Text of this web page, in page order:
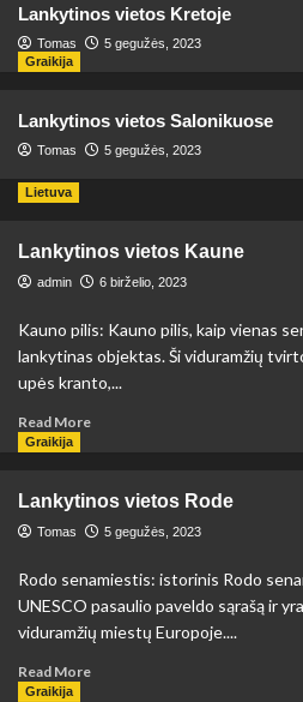
Lankytinos vietos Kretoje
Tomas
5 gegužės, 2023
Graikija
Lankytinos vietos Salonikuose
Tomas 5 gegužės, 2023
Lietuva
Lankytinos vietos Kaune
admin 6 birželio, 2023
Kauno pilis: Kauno pilis, kaip vienas
lankytinas objektas. Ši viduramžių
upės kranto,...
Read MoreRead
vietos
Kaune
Graikija
Lankytinos vietos Rode
Tomas 5 gegužės, 2023
Rodo senamiestis: istorinis Rodo
UNESCO pasaulio paveldo sąrašą ir
viduramžių miestų Europoje....
Read MoreRead
Graikija